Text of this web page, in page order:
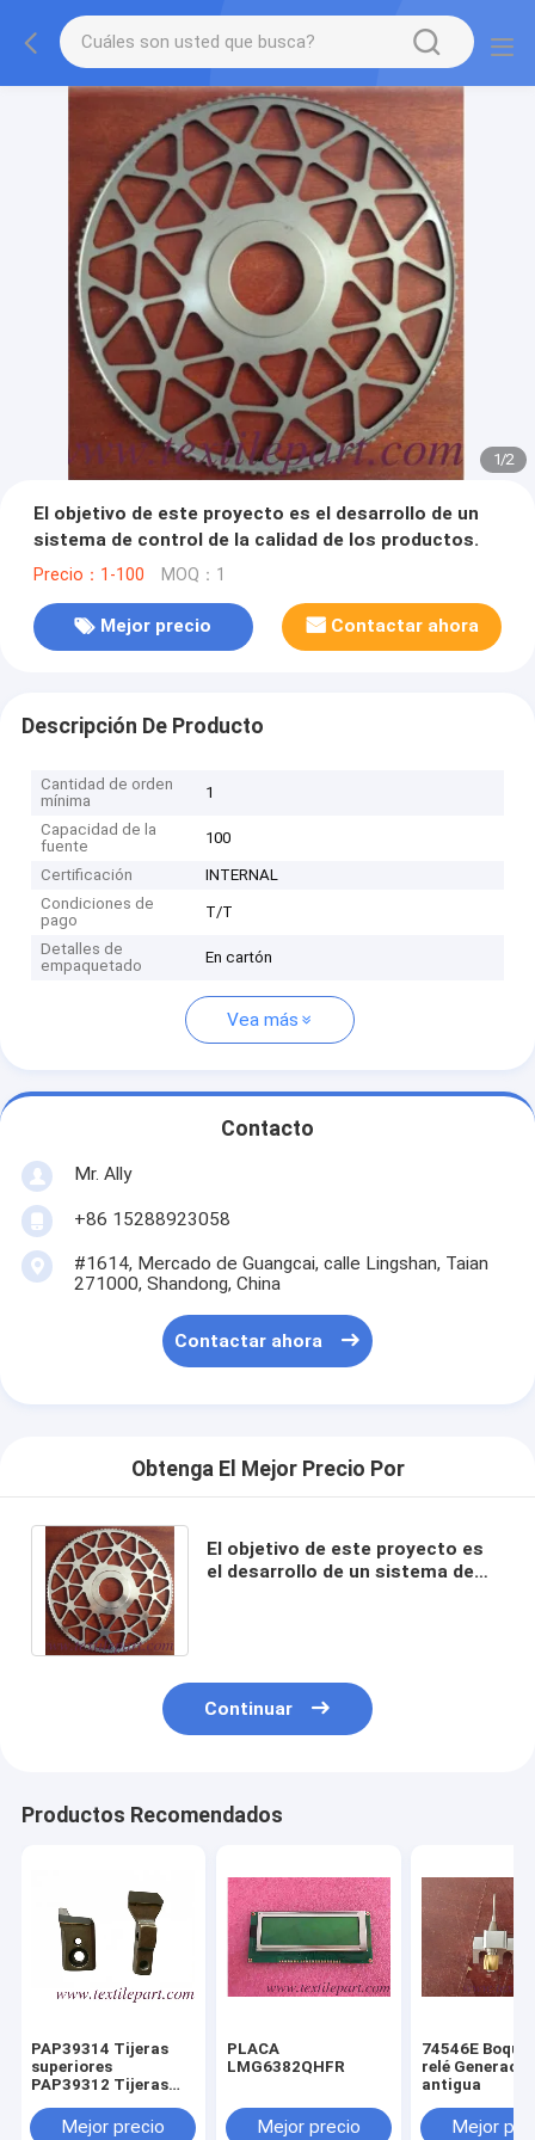
1/2
El objetivo de este proyecto es el desarrollo de un
sistema de control de la calidad de los productos.
Precio：1-100 MOQ：1
Mejor precio Contactar ahora
Descripción De Producto
Cantidad de orden
mínima
1
Capacidad de la
fuente
100
Certificación
INTERNAL
Condiciones de
pago
T/T
Detalles de
empaquetado
En cartón
Vea más
Contacto
Mr. Ally
+86 15288923058
#1614, Mercado de Guangcai, calle Lingshan, Taian
271000, Shandong, China
Contactar ahora
Obtenga El Mejor Precio Por
El objetivo de este proyecto es
el desarrollo de un sistema de
Continuar
Productos Recomendados
PAP39314 Tijeras
superiores
PAP39312 Tijeras
TP600Mejor precio
PLACA
LMG6382QHFR
Mejor precio
74546E
relé
antigua
Mejor